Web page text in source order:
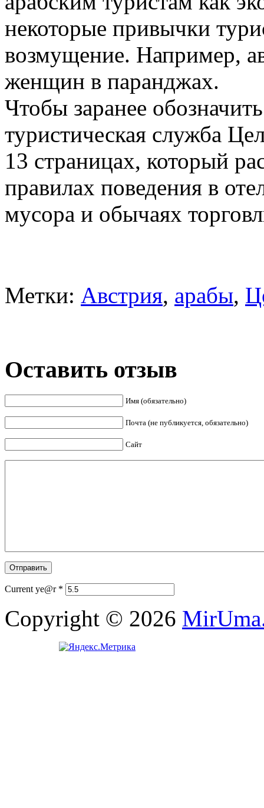
некоторые привычки
возмущение. Например,
женщин в паранджах.
Чтобы заранее
туристическая служба
13 страницах, который
правилах поведения в
мусора и обычаях
Метки: Австрия, арабы,
Оставить отзыв
Имя (обязательно)
Почта (не публикуется, обязательно)
Сайт
Current ye@r *
Copyright © 2026